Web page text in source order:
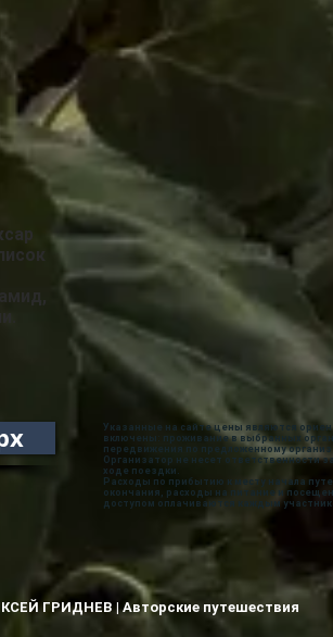
Указанные на сайте цены являются
включены: проживание в выбранных
передвижения по предложенному
Организатор не несет ответственности
ходе поездки.
Расходы по прибытию к месту начала
окончания, расходы на питание и
доступом оплачиваются каждым
ГРИДНЕВ | Авторские путешествия